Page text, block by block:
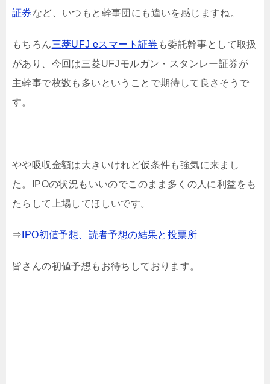
証券 など、いつもと幹事団にも違いを感じますね。
もちろん三菱UFJ eスマート証券 も委託幹事として取扱
があり、今回は三菱UFJモルガン・スタンレー証券が
主幹事で枚数も多いということで期待して良さそうで
す。
やや吸収金額は大きいけれど仮条件も強気に来まし
た。IPOの状況もいいのでこのまま多くの人に利益をも
たらして上場してほしいです。
⇒ IPO初値予想、読者予想の結果と投票所
皆さんの初値予想もお待ちしております。